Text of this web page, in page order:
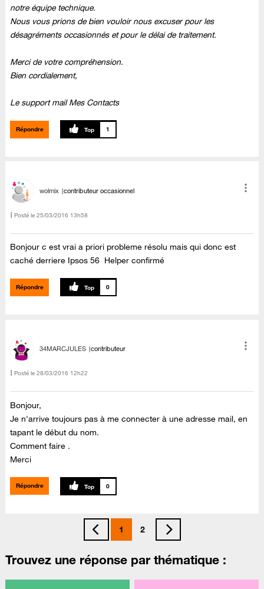
notre équipe technique.
Nous vous prions de bien vouloir nous excuser pour les
désagréments occasionnés et pour le délai de traitement.
Merci de votre compréhension.
Bien cordialement,
Le support mail Mes Contacts
Répondre 1
wolmix contributeur occasionnel
Posté le ‎25/03/2016 13h58
Bonjour c est vrai a priori probleme résolu mais qui donc est
caché derriere Ipsos 56 Helper confirmé
Répondre 0
34MARCJULES contributeur
Posté le ‎28/03/2016 12h22
Bonjour,
Je n'arrive toujours pas à me connecter à une adresse mail, en
tapant le début du nom.
Comment faire .
Merci
Répondre 0
1 2
Trouvez une réponse par thématique :